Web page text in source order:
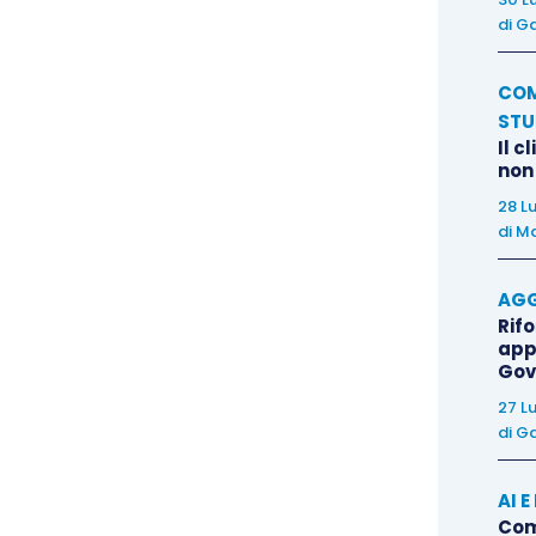
di
Il
28
di
27
di
AI